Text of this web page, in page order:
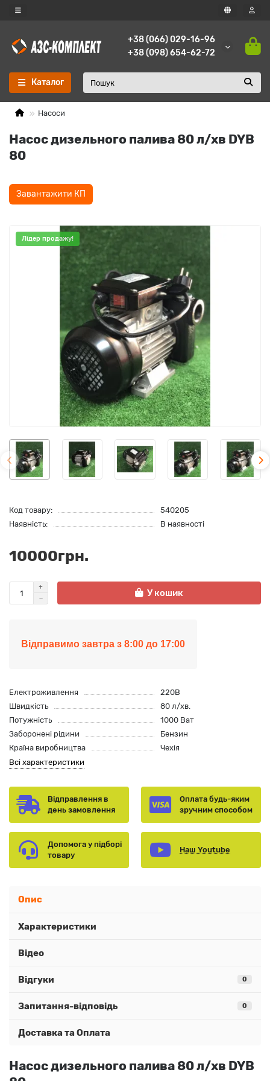
+38 (066) 029-16-96
+38 (098) 654-62-72
Каталог
Насоси
Насос дизельного палива 80 л/хв DYB
80
Завантажити КП
Лідер продажу!
Код товару:
540205
Наявність:
В наявності
10000грн.
У кошик
Відправимо завтра з 8:00 до 17:00
Електроживлення
220В
Швидкість
80 л/хв.
Потужність
1000 Ват
Заборонені рідини
Бензин
Країна виробництва
Чехія
Всі характеристики
Відправлення в
день замовлення
Оплата будь-яким
зручним способом
Допомога у підборі
товару
Наш Youtube
Опис
Характеристики
Відео
Відгуки 0
Запитання-відповідь 0
Доставка та Оплата
Насос дизельного палива 80 л/хв DYB